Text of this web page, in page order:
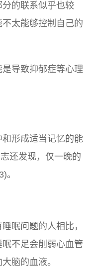
的联系似乎也较
太能够控制自己的
导致抑郁症等心理
形成适当记忆的能
还发现，仅一晚的
。
眠问题的人相比，
不足会削弱心血管
脑的血液。